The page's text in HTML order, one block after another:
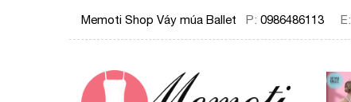
Memoti Shop Váy múa Ballet P: 0986486113 E: